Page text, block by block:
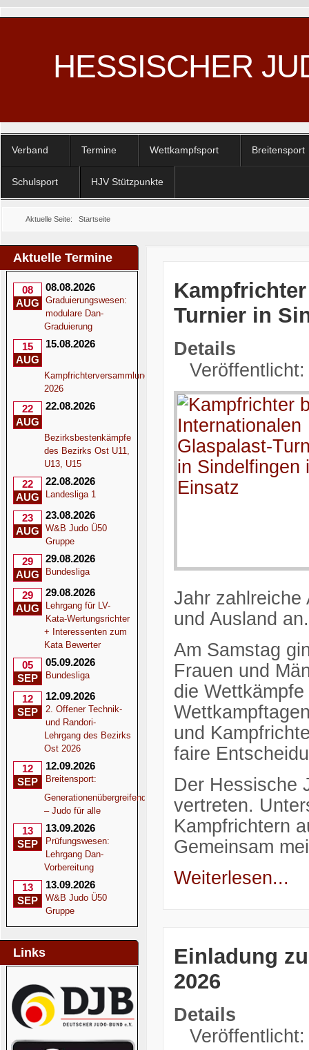
HESSISCHER
Verband Termine Wettkampfsport Breitensport
Schulsport HJV Stützpunkte
Aktuelle Seite: Startseite
Aktuelle Termine
08
AUG
08.08.2026
Graduierungswesen:
modulare Dan-
Graduierung
15
AUG
15.08.2026
Kampfrichterversammlung
2026
22
AUG
22.08.2026
Bezirksbestenkämpfe
des Bezirks Ost U11,
U13, U15
22
AUG
22.08.2026
Landesliga 1
23
AUG
23.08.2026
W&B Judo Ü50
Gruppe
29
AUG
29.08.2026
Bundesliga
29
AUG
29.08.2026
Lehrgang für LV-
Kata-Wertungsrichter
+ Interessenten zum
Kata Bewerter
05
SEP
05.09.2026
Bundesliga
12
SEP
12.09.2026
2. Offener Technik-
und Randori-
Lehrgang des Bezirks
Ost 2026
12
SEP
12.09.2026
Breitensport:
Generationenübergreifend
– Judo für alle
13
SEP
13.09.2026
Prüfungswesen:
Lehrgang Dan-
Vorbereitung
13
SEP
13.09.2026
W&B Judo Ü50
Gruppe
Links
Turnier in
Details
Jahr zahlreiche
und Ausland an.
Am Samstag
Frauen und
die
und
faire
Der Hessische
vertreten.
Kampfrichtern
Gemeinsam
Weiterlesen...
Einladung
2026
Details